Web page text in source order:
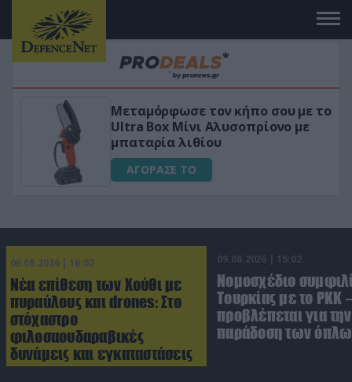
Μεταμόρφωσε τον κήπο σου με το
Ultra Box Μίνι Αλυσοπρίονο με
μπαταρία λιθίου
ΑΓΟΡΑΣΕ ΤΟ
09.08.2026 | 16:02
Νέα επίθεση των Χούθι με
πυραύλους και drones: Στο
στόχαστρο
φιλοσαουδαραβικές
δυνάμεις και εγκαταστάσεις
09.08.2026 | 15:02
Νομοσχέδιο
Τουρκίας με το ΡΚΚ
προβλέπεται για την
παράδοση των